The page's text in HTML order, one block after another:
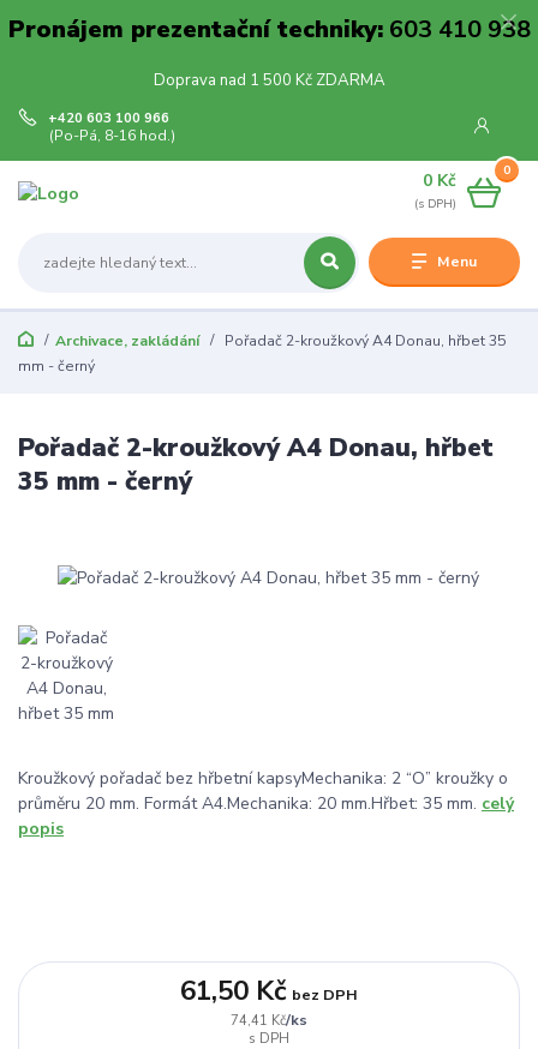
Pronájem prezentační techniky:603 410 938
Doprava nad 1 500 Kč ZDARMA
Menu
+420 603 100 966
(Po-Pá, 8-16 hod.)
0
0 Kč
Archivace, zakládání
Pořadač 2-kroužkový A4 Donau, hřbet 35
mm - černý
Pořadač 2-kroužkový A4 Donau, hřbet
35 mm - černý
Kroužkový pořadač bez hřbetní kapsyMechanika: 2 “O” kroužky o
průměru 20 mm. Formát A4.Mechanika: 20 mm.Hřbet: 35 mm. celý
popis
74,41 Kč/ks
61,50 Kč bez DPH